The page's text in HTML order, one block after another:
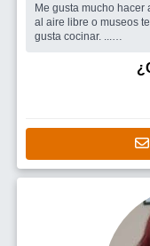
Me gusta mucho
al aire libre o museos
gusta cocinar. ...